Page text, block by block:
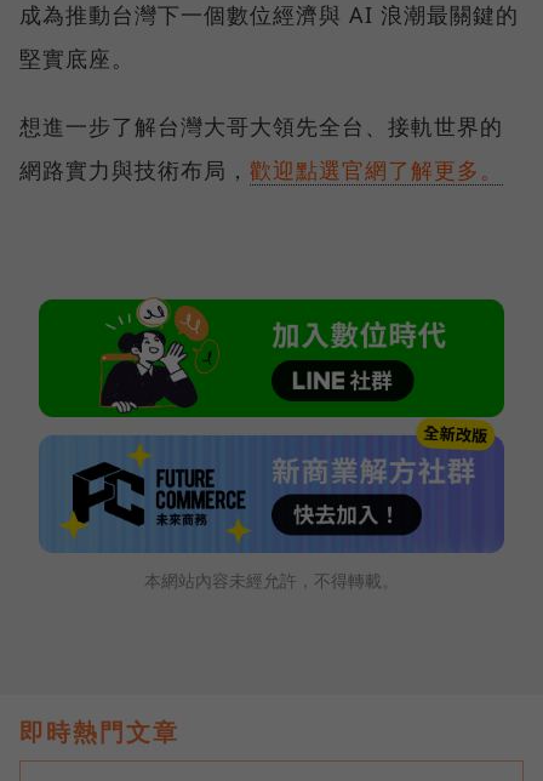
成為推動台灣下一個數位經濟與 AI 浪潮最關鍵的
堅實底座。
想進一步了解台灣大哥大領先全台、接軌世界的
網路實力與技術布局， 歡迎點選官網了解更多。
本網站內容未經允許，不得轉載。
即時熱門文章